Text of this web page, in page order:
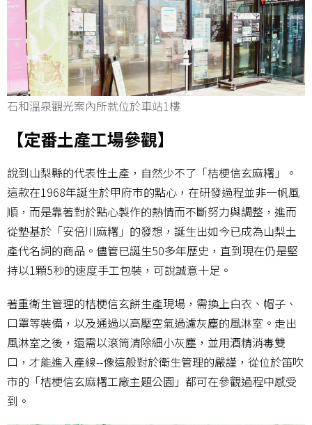
石和溫泉觀光案內所就位於車站1樓
【定番土產工場參觀】
說到山梨縣的代表性土產，自然少不了「桔梗信玄麻糬」。
這款在1968年誕生於甲府市的點心，在研發過程並非一帆風
順，而是靠著對於點心製作的熱情而不斷努力與調整，進而
從墊基於「安倍川麻糬」的發想，誕生出如今已成為山梨土
產代名詞的商品。儘管已誕生50多年歷史，直到現在仍是堅
持以1顆5秒的速度手工包裝，可說誠意十足。
著重衛生管理的桔梗信玄餅生產現場，需換上白衣、帽子、
口罩等裝備，以及通過以高壓空氣過濾灰塵的風淋室。走出
風淋室之後，還需以滾筒清除細小灰塵，並用酒精消毒雙
口，才能進入產線--像這般對於衛生管理的嚴謹，從位於笛吹
市的「桔梗信玄麻糬工廠主題公園」都可在參觀過程中感受
到。